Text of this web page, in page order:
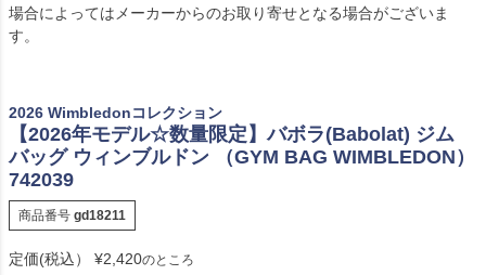
場合によってはメーカーからのお取り寄せとなる場合がございま
す。
2026 Wimbledonコレクション
【2026年モデル☆数量限定】バボラ(Babolat) ジム
バッグ ウィンブルドン （GYM BAG WIMBLEDON）
742039
商品番号 gd18211
定価(税込） ¥2,420のところ